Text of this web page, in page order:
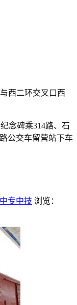
西二环交叉口西
念碑乘314路、石
公交车留营站下车
中专中技 浏览：